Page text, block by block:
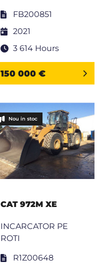
FB200851
2021
3 614 Hours
150 000 €
Nou in stoc
CAT 972M XE
INCARCATOR PE
ROTI
R1Z00648